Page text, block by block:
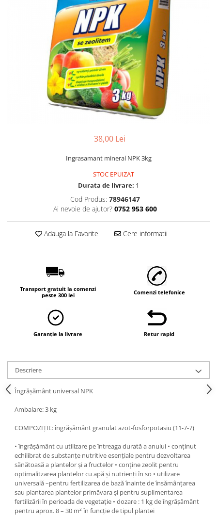
38,00 Lei
Ingrasamant mineral NPK 3kg
STOC EPUIZAT
Durata de livrare: 1
Cod Produs: 78946147
Ai nevoie de ajutor? 0752 953 600
Adauga la Favorite Cere informatii
Transport gratuit la comenzi
peste 300 lei
Comenzi telefonice
Garanție la livrare Retur rapid
Descriere
Îngrăşământ universal NPK
Ambalare: 3 kg
COMPOZIŢIE: îngrăşământ granulat azot-fosforpotasiu (11-7-7)
• îngrăşământ cu utilizare pe întreaga durată a anului • conţinut
echilibrat de substanţe nutritive esenţiale pentru dezvoltarea
sănătoasă a plantelor şi a fructelor • conţine zeolit pentru
optimalitzarea plantelor cu apă şi nutrienţi în so • utilizare
universală –pentru fertilizarea de bază înainte de însămânţarea
sau plantarea plantelor primăvara şi pentru suplimentarea
fertilizării în perioada de vegetaţie • dozare : 1 kg de îngrăşământ
pentru aprox. 8 – 30 m² în funcţie de tipul plantei